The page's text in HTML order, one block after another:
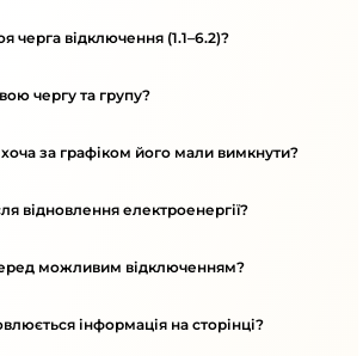
черга відключення (1.1–6.2)?
чергу та групу?
за графіком його мали вимкнути?
відновлення електроенергії?
можливим відключенням?
інформація на сторінці?